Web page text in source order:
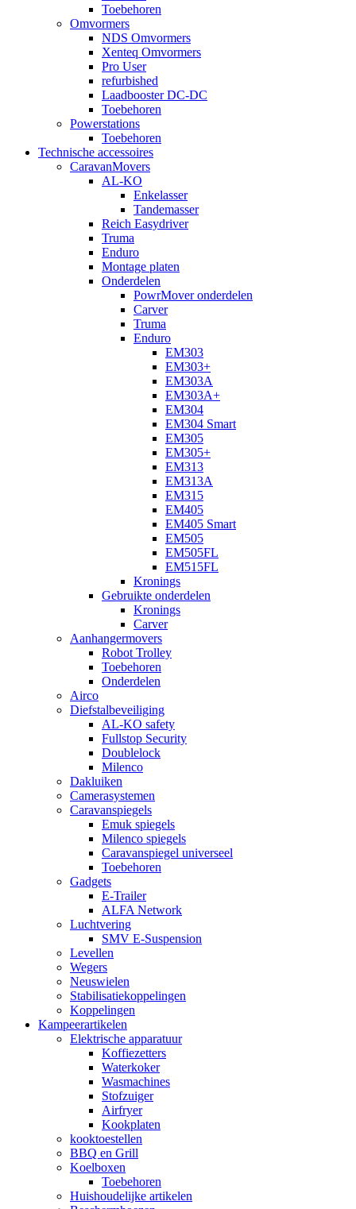
Toebehoren
Omvormers
NDS Omvormers
Xenteq Omvormers
Pro User
refurbished
Laadbooster DC-DC
Toebehoren
Powerstations
Toebehoren
Technische accessoires
CaravanMovers
AL-KO
Enkelasser
Tandemasser
Reich Easydriver
Truma
Enduro
Montage platen
Onderdelen
PowrMover onderdelen
Carver
Truma
Enduro
EM303
EM303+
EM303A
EM303A+
EM304
EM304 Smart
EM305
EM305+
EM313
EM313A
EM315
EM405
EM405 Smart
EM505
EM505FL
EM515FL
Kronings
Gebruikte onderdelen
Kronings
Carver
Aanhangermovers
Robot Trolley
Toebehoren
Onderdelen
Airco
Diefstalbeveiliging
AL-KO safety
Fullstop Security
Doublelock
Milenco
Dakluiken
Camerasystemen
Caravanspiegels
Emuk spiegels
Milenco spiegels
Caravanspiegel universeel
Toebehoren
Gadgets
E-Trailer
ALFA Network
Luchtvering
SMV E-Suspension
Levellen
Wegers
Neuswielen
Stabilisatiekoppelingen
Koppelingen
Kampeerartikelen
Elektrische apparatuur
Koffiezetters
Waterkoker
Wasmachines
Stofzuiger
Airfryer
Kookplaten
kooktoestellen
BBQ en Grill
Koelboxen
Toebehoren
Huishoudelijke artikelen